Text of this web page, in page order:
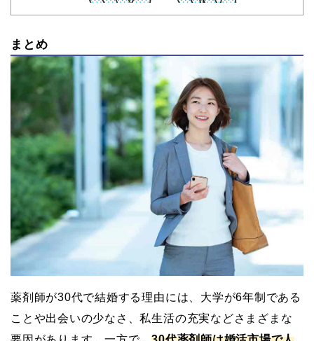
まとめ
薬剤師が30代で結婚する理由には、大学が6年制である
ことや出会いの少なさ、私生活の充実などさまざまな